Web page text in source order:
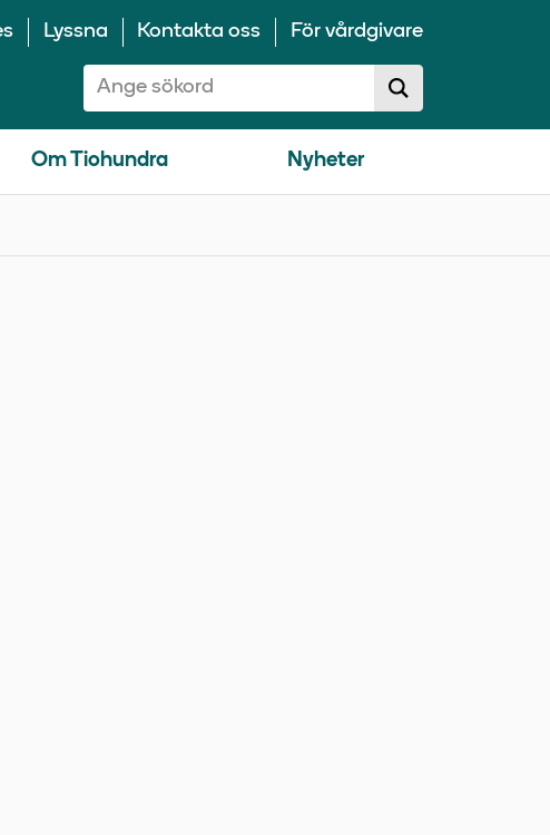
Lyssna Kontakta oss För vårdgivare
Sök på 10100:
sökförslag
Sök
Om Tiohundra Nyheter